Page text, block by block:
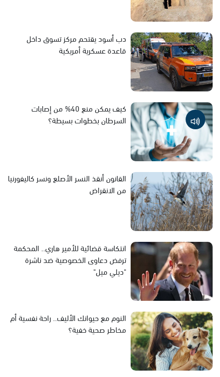
دب أسود يقتحم مركز تسوق داخل
قاعدة عسكرية أمريكية
كيف يمكن منع 40% من إصابات
السرطان بخطوات بسيطة؟
القانون أنقذ النسر الأصلع ونسر كاليفورنيا
من الانقراض
انتكاسة قضائية للأمير هاري.. المحكمة
ترفض دعاوى الخصوصية ضد ناشرة
"ديلي ميل"
النوم مع حيوانك الأليف.. راحة نفسية أم
مخاطر صحية خفية؟